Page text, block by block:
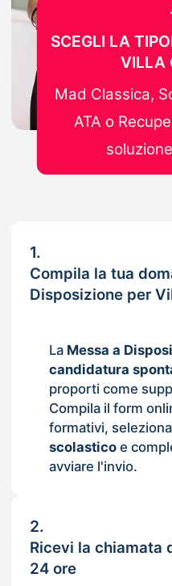
1.
Compila la tua
Disposizione per
La Messa a
candidatura
proporti come
Compila il form
formativi, seleziona
scolasticoe
avviare l'invio.
2.
Ricevi la chiamata
24 ore
SCEGLI LA
VILLA
Mad Classica,
ATA o